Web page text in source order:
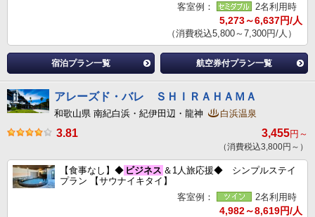
客室例：
2名利用時
5,273～6,637円/人
（消費税込5,800～7,300円/人）
宿泊プラン一覧 航空券付プラン一覧
アレーズド・バレ ＳＨＩＲＡＨＡＭＡ
和歌山県 南紀白浜・紀伊田辺・龍神 白浜温泉
3.81 3,455円～
（消費税込3,800円～）
【食事なし】◆ ビジネス ＆1人旅応援◆ シンプルステイ
プラン 【サウナイキタイ】
客室例：
2名利用時
4,982～8,619円/人